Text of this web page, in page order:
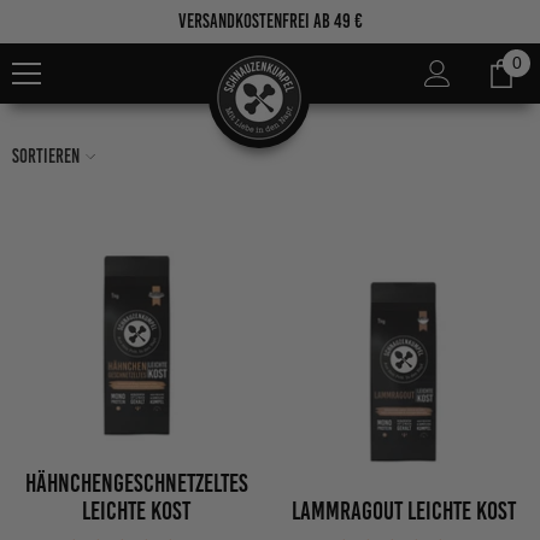
Versandkostenfrei ab 49 €
00
Sortieren
Hähnchengeschnetzeltes
Leichte Kost
Lammragout Leichte Kost